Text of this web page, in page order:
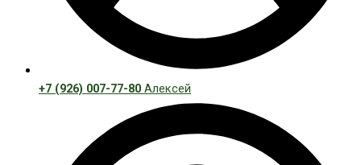
+7 (926) 007-77-80 Алексей